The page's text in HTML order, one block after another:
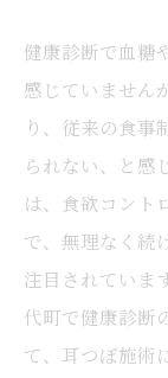
健康診断で血糖
感じていません
り、従来の食事
られない、と感
は、食欲コント
で、無理なく続
注目されていま
代町で健康診断
て、耳つぼ施術